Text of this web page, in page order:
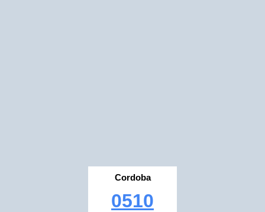
Cordoba
0510